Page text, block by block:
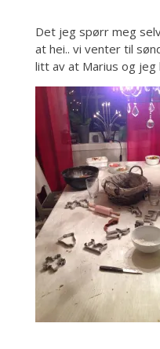
Det jeg spørr meg
at hei.. vi venter til
litt av at Marius og jeg